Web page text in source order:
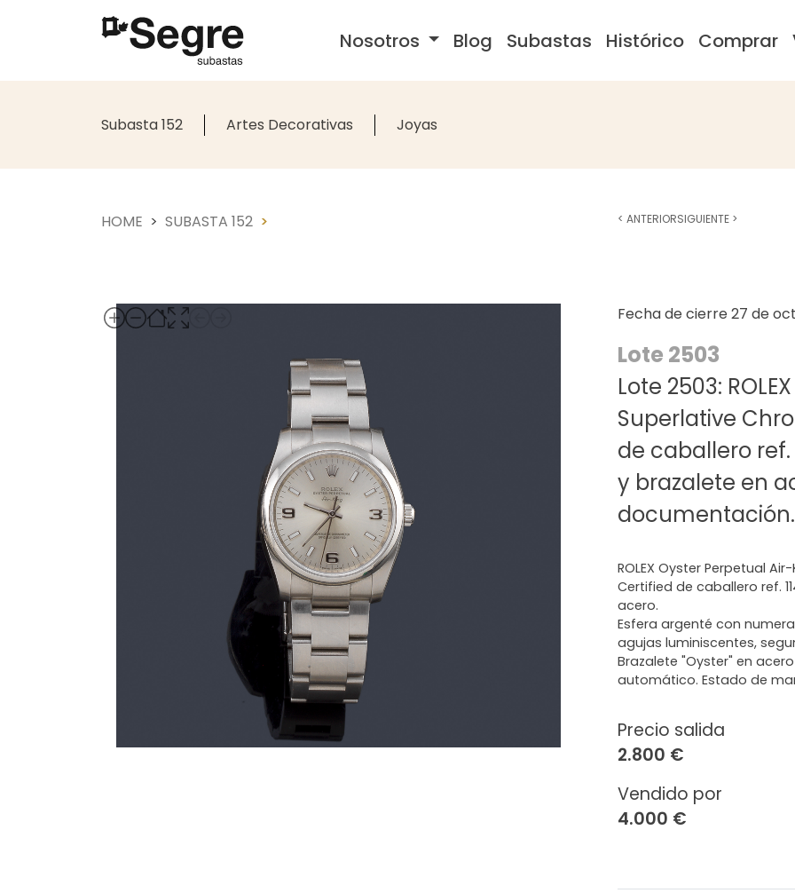
Nosotros Blog Subastas Histórico Comprar
Subasta 152 Artes Decorativas Joyas
HOME SUBASTA 152
Fecha de cierre 27 de
Lote 2503
Lote 2503:
Superlative
de caballero ref.
y brazalete en
documentación.
Precio salida
2.800 €
Vendido por
4.000 €
ROLEX Oyster Perpetual
Certified de caballero ref.
acero.
Esfera argenté con
agujas luminiscentes,
Brazalete "Oyster" en
automático. Estado de
< ANTERIORSIGUIENTE >